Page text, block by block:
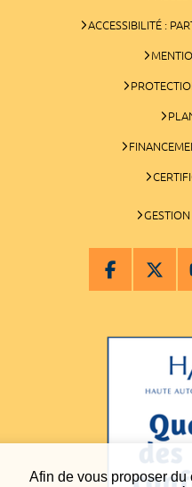
Afin de vous proposer
ACCESSIBILITÉ :